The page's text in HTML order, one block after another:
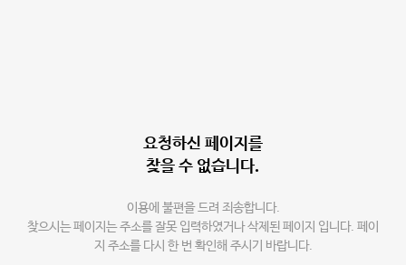
요청하신 페이지를
찾을 수 없습니다.
이용에 불편을 드려 죄송합니다.
찾으시는 페이지는 주소를 잘못 입력하였거나 삭제된 페이지 입니다. 페이
지 주소를 다시 한 번 확인해 주시기 바랍니다.